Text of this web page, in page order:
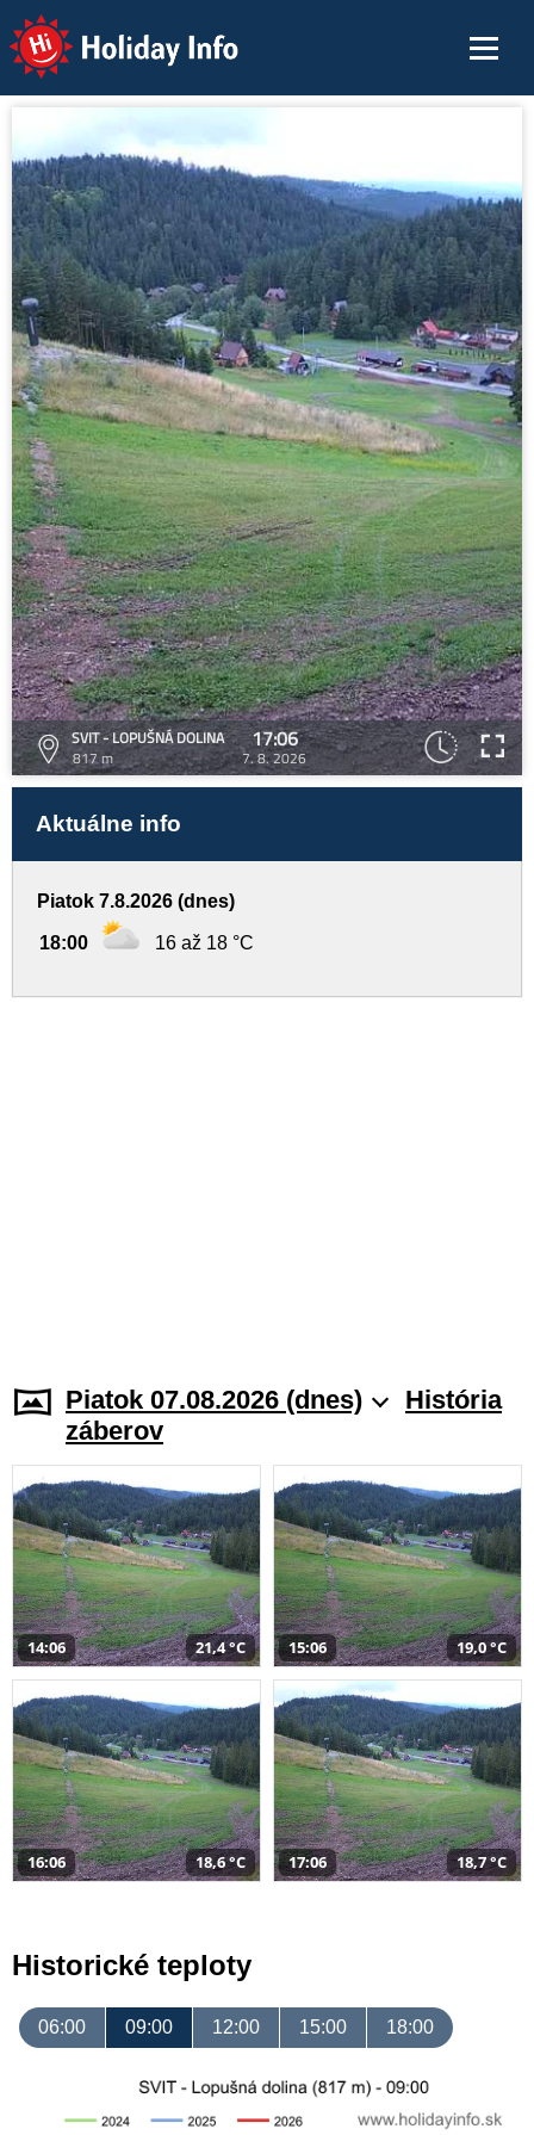
Holiday Info
SVIT - LOPUŠNÁ DOLINA
817 m
17:06
7. 8. 2026
Aktuálne info
Piatok 7.8.2026 (dnes)
18:00 16 až 18 °C
Piatok 07.08.2026 (dnes)
História
záberov
14:06 21,4 °C 15:06 19,0 °C
16:06 18,6 °C 17:06 18,7 °C
Historické teploty
06:00 09:00 12:00 15:00 18:00